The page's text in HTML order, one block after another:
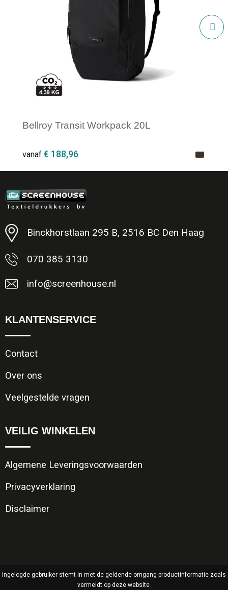
Bellroy Transit Workpack 20L
vanaf € 188,96
Minimale afname: 1
Binckhorstlaan 295 B, 2516 BC Den Haag
070 385 3130
info@screenhouse.nl
KLANTENSERVICE
Contact
Over ons
Veelgestelde vragen
VEILIG WINKELEN
Algemene Leveringsvoorwaarden
Privacyverklaring
Disclaimer
Ingelogde gebruiker stemt in met de geldende omgang productinformatie zoals
vermeldt op deze website